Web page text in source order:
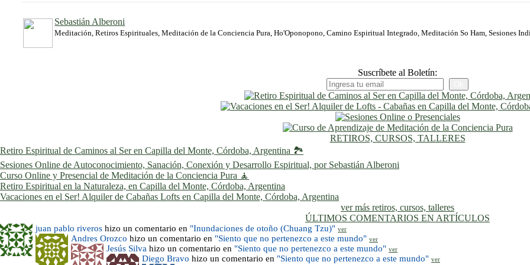
Sebastián Alberoni
Meditación, Retiros Espirituales, Meditación de la Conciencia Pura, Ho'Oponopono, Camino Espiritual Integrado, Meditación So Ham, Sesiones
Suscríbete al Boletín:
RETIROS, CURSOS, TALLERES
Retiro Espiritual de Caminos al Ser en Capilla del Monte, Córdoba, Argentina 🏞️
Sesiones Online de Autoconocimiento, Sanación, Conexión y Desarrollo Espiritual, por Sebastián Alberoni
Curso Online y Presencial de Meditación de la Conciencia Pura 🧘
Retiro Espiritual en la Naturaleza, en Capilla del Monte, Córdoba, Argentina
Vacaciones en el Ser! Alquiler de Cabañas Lofts en Capilla del Monte, Córdoba, Argentina
ver más retiros, cursos, talleres
ÚLTIMOS COMENTARIOS EN ARTÍCULOS
juan pablo riveros hizo un comentario en "Inundaciones de otoño (Chuang Tzu)" ver
Andres Orozco hizo un comentario en "Siento que no pertenezco a este mundo" ver
Jesús Silva hizo un comentario en "Siento que no pertenezco a este mundo" ver
Diego Bravo hizo un comentario en "Siento que no pertenezco a este mundo" ver